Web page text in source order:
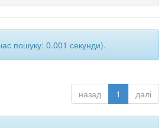
пошуку: 0.001 секунди).
назад 1 далі